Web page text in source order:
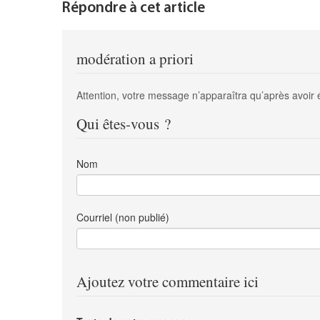
Répondre à cet article
modération a priori
Attention, votre message n’apparaîtra qu’après
Qui êtes-vous ?
Nom
Courriel (non publié)
Ajoutez votre commentaire ici